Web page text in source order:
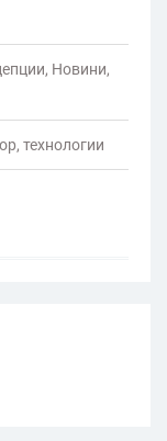
, Новини,
, технологии